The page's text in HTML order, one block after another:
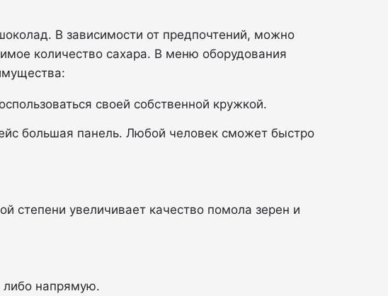
В зависимости от предпочтений, можно
количество сахара. В меню оборудования
своей собственной кружкой.
большая панель. Любой человек сможет быстро
степени увеличивает качество помола зерен и
либо напрямую.